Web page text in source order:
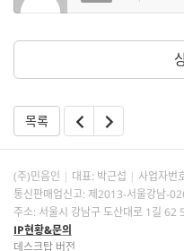
목록
(주)민음인 대표: 박근섭 사업자번
통신판매업신고: 제2013-서울강남-
주소: 서울시 강남구 도산대로 1길 62
IP현황&문의
데스크탑 버전